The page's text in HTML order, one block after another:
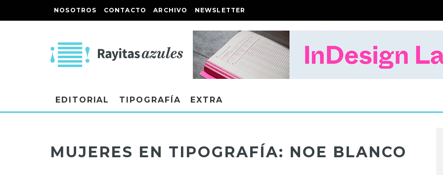
NOSOTROS CONTACTO ARCHIVO NEWSLETTER
EDITORIAL TIPOGRAFÍA EXTRA
MUJERES EN TIPOGRAFÍA: NOE BLANCO